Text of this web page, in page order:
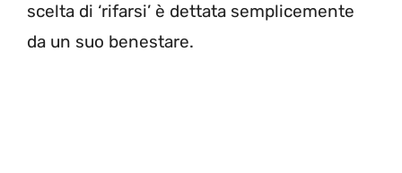
scelta di ‘rifarsi’ è dettata semplicemente
da un suo benestare.